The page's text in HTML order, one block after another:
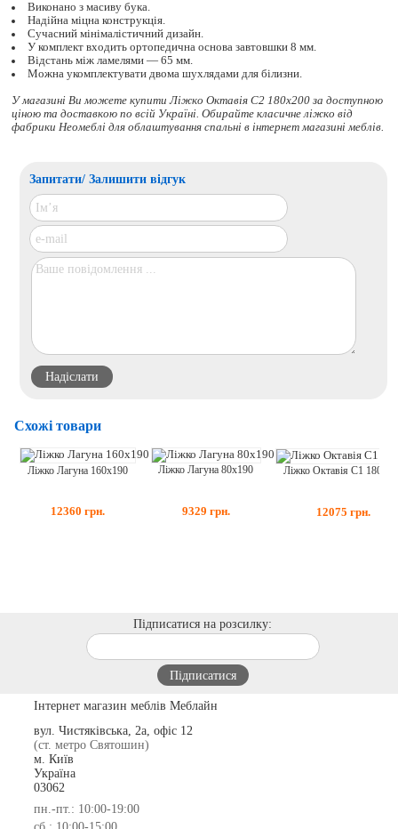
Виконано з масиву бука.
Надійна міцна конструкція.
Сучасний мінімалістичний дизайн.
У комплект входить ортопедична основа завтовшки 8 мм.
Відстань між ламелями — 65 мм.
Можна укомплектувати двома шухлядами для білизни.
У магазині Ви можете купити Ліжко Октавія С2 180x200 за доступною
ціною та доставкою по всій Україні. Обирайте класичне ліжковід
фабрики Неомеблі для облаштування спальні в інтернет магазині меблів.
Запитати/ Залишити відгук
Схожі товари
Ліжко Лагуна 160x190
12360 грн.
Ліжко Лагуна 80x190
9329 грн.
Ліжко Октавія С1
12075 грн.
Підписатися на розсилку:
Інтернет магазин меблів Меблайн
вул. Чистяківська, 2а, офіс 12
(ст. метро Святошин)
м. Київ
Україна
03062
пн.-пт.: 10:00-19:00